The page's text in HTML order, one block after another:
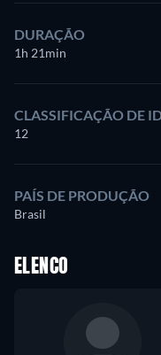
DURAÇÃO
1h 21min
CLASSIFICAÇÃO DE
12
PAÍS DE PRODUÇÃO
Brasil
ELENCO